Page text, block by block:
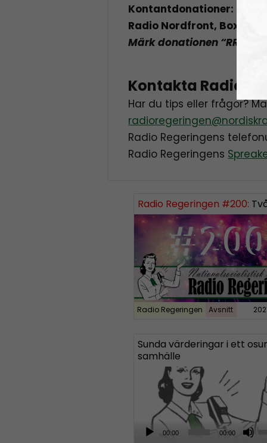
Kontantdonationer:
Radio Nordfront, Box 52,
Märk donationen “RR”
Kontakta Radio
Har du tips eller frågor?
Radio Regeringens
Radio Regeringens
Radio Regeringen #200:
Radio Regeringen Avsnitt
Sunda värderingar i ett
samhälle
00:00 00:00
U